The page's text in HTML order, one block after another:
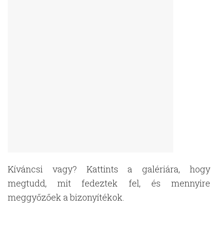
Kíváncsi vagy? Kattints a galériára, hogy
megtudd, mit fedeztek fel, és mennyire
meggyőzőek a bizonyítékok.